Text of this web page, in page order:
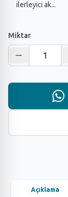
ilerleyici ak...
Miktar
Açıklama